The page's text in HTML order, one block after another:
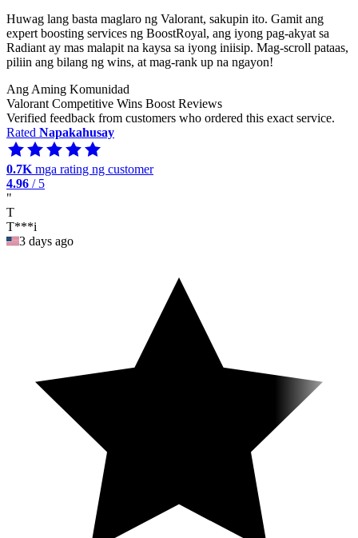
Huwag lang basta maglaro ng Valorant, sakupin ito. Gamit ang
expert boosting services ng BoostRoyal, ang iyong pag-akyat sa
Radiant ay mas malapit na kaysa sa iyong iniisip. Mag-scroll pataas,
piliin ang bilang ng wins, at mag-rank up na ngayon!
Ang Aming Komunidad
Valorant Competitive Wins Boost Reviews
Verified feedback from customers who ordered this exact service.
Rated Napakahusay
0.7K mga rating ng customer
4.96 / 5
"
T
T***i
3 days ago